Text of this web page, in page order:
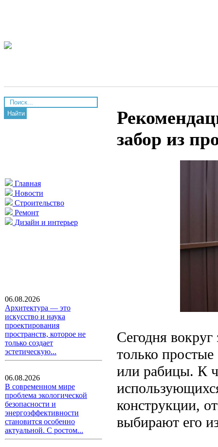
Найти
Главная
Новости
Строительство
Ремонт
Дизайн и интерьер
06.08.2026
Архитектура — это
искусство и наука
проектирования
пространств, которое не
только создает
эстетическую...
06.08.2026
В современном мире
проблема экологической
безопасности и
энергоэффективности
становится особенно
актуальной. С ростом...
забор из
Сегодня вокруг
только
или рабицы. К
конструкции,
выбирают его